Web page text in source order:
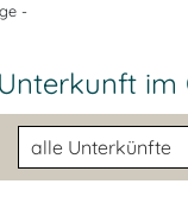
-
Unterkunft im
Unterkunftsart